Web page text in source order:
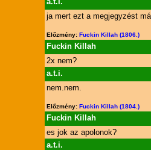
ja mert ezt a megjegyzést
Előzmény: Fuckin Killah (1806.)
Fuckin Killah
2x nem?
a.t.i.
nem.nem.
Előzmény: Fuckin Killah (1804.)
Fuckin Killah
es jok az apolonok?
a.t.i.